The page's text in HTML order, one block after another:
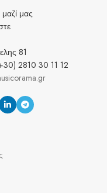
μας
81
2810 30 11 12